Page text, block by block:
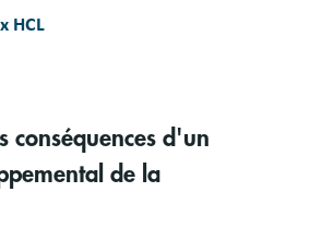
HCL
conséquences d'un
de la